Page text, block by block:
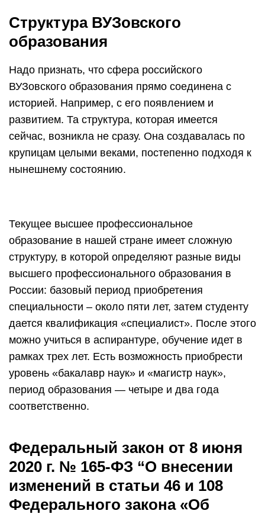
Структура ВУЗовского
образования
Надо признать, что сфера российского
ВУЗовского образования прямо соединена с
историей. Например, с его появлением и
развитием. Та структура, которая имеется
сейчас, возникла не сразу. Она создавалась по
крупицам целыми веками, постепенно подходя к
нынешнему состоянию.
Текущее высшее профессиональное
образование в нашей стране имеет сложную
структуру, в которой определяют разные виды
высшего профессионального образования в
России: базовый период приобретения
специальности – около пяти лет, затем студенту
дается квалификация «специалист». После этого
можно учиться в аспирантуре, обучение идет в
рамках трех лет. Есть возможность приобрести
уровень «бакалавр наук» и «магистр наук»,
период образования — четыре и два года
соответственно.
Федеральный закон от 8 июня
2020 г. № 165-ФЗ “О внесении
изменений в статьи 46 и 108
Федерального закона «Об